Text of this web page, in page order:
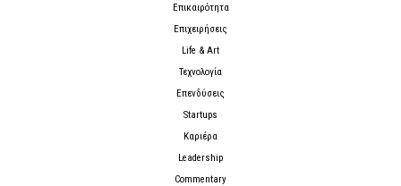
Επικαιρότητα
Επιχειρήσεις
Life & Art
Τεχνολογία
Επενδύσεις
Startups
Καριέρα
Leadership
Commentary